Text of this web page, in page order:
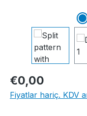
€0,00
Fiyatlar hariç. KDV